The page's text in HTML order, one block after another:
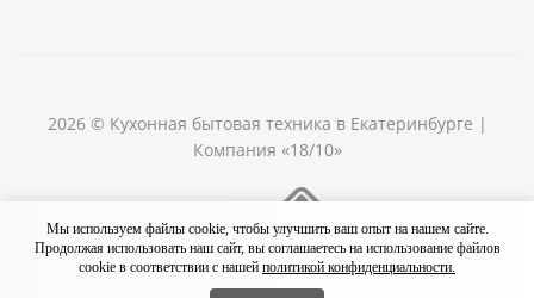
2026 © Кухонная бытовая техника в Екатеринбурге |
Компания «18/10»
Мы используем файлы cookie, чтобы улучшить ваш опыт на нашем сайте.
Продолжая использовать наш сайт, вы соглашаетесь на использование файлов
cookie в соответствии с нашей политикой конфиденциальности.